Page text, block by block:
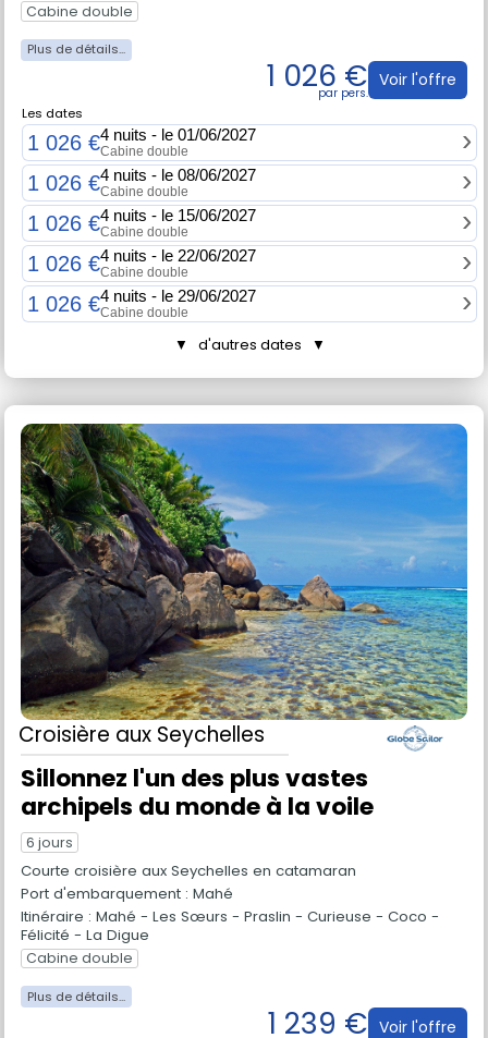
Cabine double
1 026 € Voir l'offre
Les dates
1 026 €4 nuits - le 01/06/2027
Cabine double
1 026 €4 nuits - le 08/06/2027
Cabine double
1 026 €4 nuits - le 15/06/2027
Cabine double
1 026 €4 nuits - le 22/06/2027
Cabine double
1 026 €4 nuits - le 29/06/2027
Cabine double
▼ d'autres dates ▼
Croisière aux Seychelles
Sillonnez l'un des plus vastes
archipels du monde à la voile
6 jours
Courte croisière aux Seychelles en catamaran
Port d'embarquement : Mahé
Itinéraire : Mahé - Les Sœurs - Praslin - Curieuse - Coco -
Félicité - La Digue
Cabine double
1 239 € Voir l'offre